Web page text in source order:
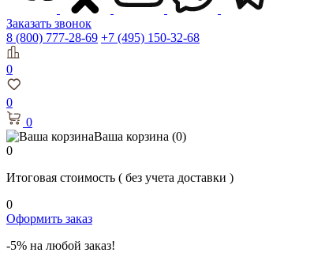
Заказать звонок
8 (800) 777-28-69 +7 (495) 150-32-68
0
0
0
Ваша корзина (0)
0
Итоговая стоимость ( без учета доставки )
0
Оформить заказ
-5% на любой заказ!